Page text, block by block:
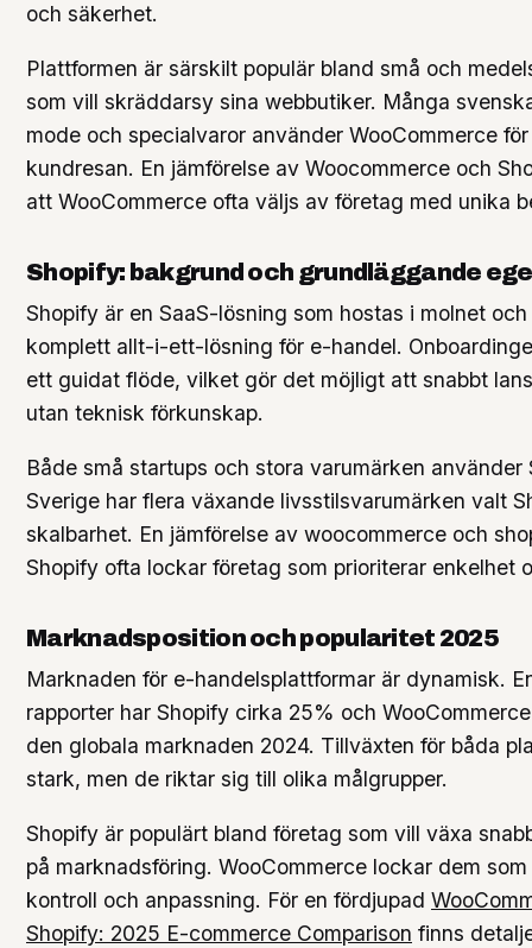
och säkerhet.
Plattformen är särskilt populär bland små och
som vill skräddarsy sina webbutiker. Många
mode och specialvaror använder WooCommerce
kundresan. En jämförelse av Woocommerce och
att WooCommerce ofta väljs av företag med unika
Shopify: bakgrund och grundläggande
Shopify är en SaaS-lösning som hostas i molnet
komplett allt-i-ett-lösning för e-handel.
ett guidat flöde, vilket gör det möjligt att snabbt
utan teknisk förkunskap.
Både små startups och stora varumärken använder
Sverige har flera växande livsstilsvarumärken valt
skalbarhet. En jämförelse av woocommerce och
Shopify ofta lockar företag som prioriterar enkelhet
Marknadsposition och popularitet 2025
Marknaden för e-handelsplattformar är dynamisk.
rapporter har Shopify cirka 25% och
den globala marknaden 2024. Tillväxten för båda
stark, men de riktar sig till olika målgrupper.
Shopify är populärt bland företag som vill växa
på marknadsföring. WooCommerce lockar dem
kontroll och anpassning. För en fördjupad
Shopify: 2025 E-commerce Comparison finns